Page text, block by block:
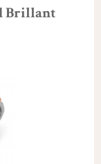
Brillant